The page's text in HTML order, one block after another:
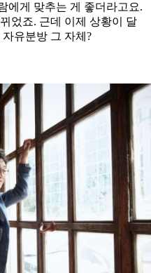
에게 맞추는 게 좋더라고요.
었죠. 근데 이제 상황이 달
유분방 그 자체?